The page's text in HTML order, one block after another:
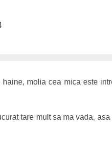
molia cea mica este
tare mult sa ma vada, asa